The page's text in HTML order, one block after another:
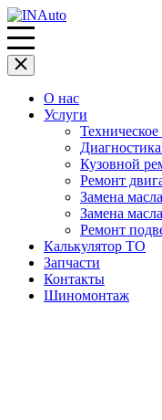
О нас
Услуги
Кузовной
Ремонт
Замена
Замена
Ремонт
Калькулятор ТО
Запчасти
Контакты
Шиномонтаж